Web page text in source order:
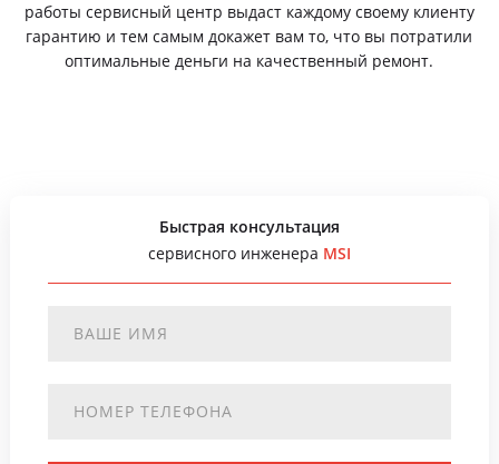
работы сервисный центр выдаст каждому своему клиенту
гарантию и тем самым докажет вам то, что вы потратили
оптимальные деньги на качественный ремонт.
Быстрая консультация
сервисного инженера MSI